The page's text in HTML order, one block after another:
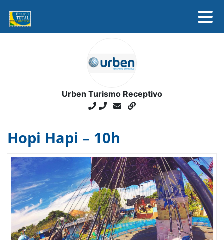
Urben Turismo Receptivo
Hopi Hapi – 10h